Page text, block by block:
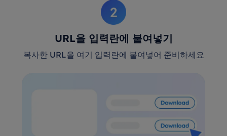
URL을 입력란에 붙여넣기
복사한 URL을 여기 입력란에 붙여넣어 준비하세요